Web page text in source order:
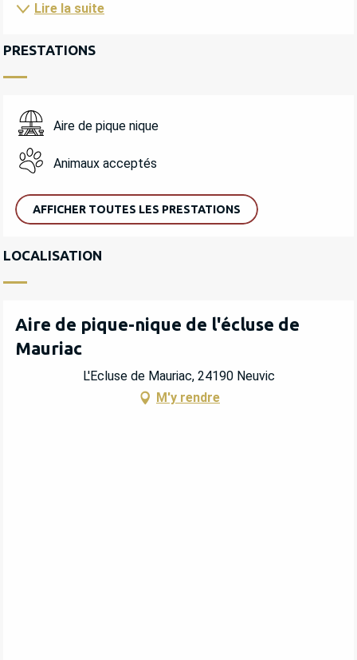
Lire la suite
PRESTATIONS
Aire de pique nique
Animaux acceptés
AFFICHER TOUTES LES PRESTATIONS
LOCALISATION
Aire de pique-nique de l'écluse de
Mauriac
L'Ecluse de Mauriac, 24190 Neuvic
M'y rendre